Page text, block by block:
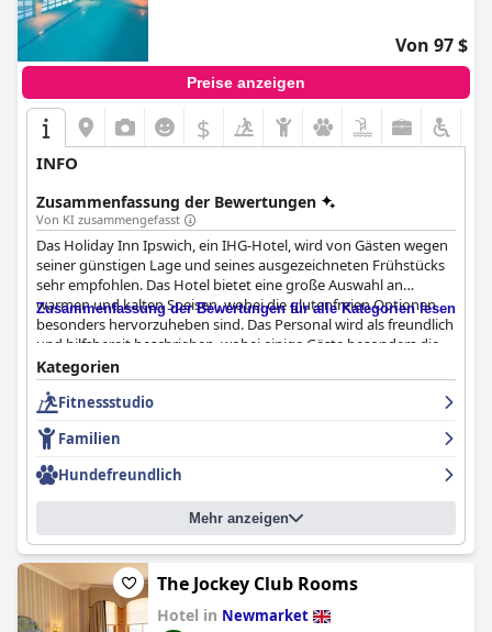
Von 97 $
Preise anzeigen
$
INFO
Zusammenfassung der Bewertungen
Von KI zusammengefasst
Das Holiday Inn Ipswich, ein IHG-Hotel, wird von Gästen wegen
seiner günstigen Lage und seines ausgezeichneten Frühstücks
sehr empfohlen. Das Hotel bietet eine große Auswahl an
warmen und kalten Speisen, wobei die glutenfreien Optionen
besonders hervorzuheben sind. Das Personal wird als freundlich
und hilfsbereit beschrieben, wobei einige Gäste besonders die
Mitarbeiter hervorheben, die sich über das übliche Maß hinaus
für einen angenehmen Aufenthalt eingesetzt haben. Auch die
Freizeiteinrichtungen des Hotels, darunter der Fitnessraum und
der Swimmingpool, werden von den Gästen gelobt. Das
Abendessen im Hotel wird jedoch gemischt bewertet, da einige
Gäste das Essen als überteuert und wenig abwechslungsreich
empfinden. Auch bei den Zimmern gibt es unterschiedliche
Meinungen: Einige Gäste loben die Sauberkeit und den Komfort,
während andere sich über die veraltete Einrichtung und die
kleinen Bäder beschweren. Das Hotel ist haustierfreundlich, aber
für Haustiere wird eine Gebühr von £10 pro Nacht erhoben.
Insgesamt ist das Holiday Inn Ipswich eine gute Wahl für
diejenigen, die einen komfortablen Aufenthalt in günstiger Lage
suchen.
Zusammenfassung der Bewertungen für alle Kategorien lesen
Kategorien
Fitnessstudio
Familien
Hundefreundlich
Mehr anzeigen
The Jockey Club Rooms
Hotel in Newmarket